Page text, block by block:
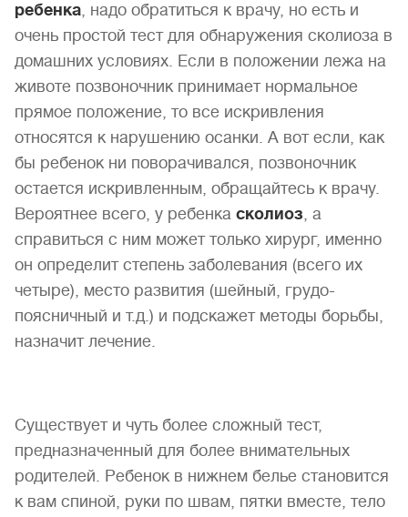
ребенка, надо обратиться к врачу, но есть и
очень простой тест для обнаружения сколиоза в
домашних условиях. Если в положении лежа на
животе позвоночник принимает нормальное
прямое положение, то все искривления
относятся к нарушению осанки. А вот если, как
бы ребенок ни поворачивался, позвоночник
остается искривленным, обращайтесь к врачу.
Вероятнее всего, у ребенка сколиоз, а
справиться с ним может только хирург, именно
он определит степень заболевания (всего их
четыре), место развития (шейный, грудо-
поясничный и т.д.) и подскажет методы борьбы,
назначит лечение.
Существует и чуть более сложный тест,
предназначенный для более внимательных
родителей. Ребенок в нижнем белье становится
к вам спиной, руки по швам, пятки вместе, тело